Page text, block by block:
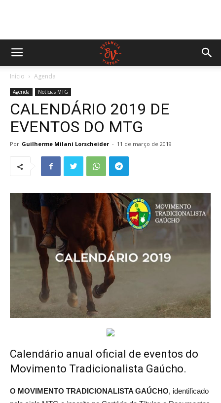
Início Agenda
Agenda Notícias MTG
CALENDÁRIO 2019 DE
EVENTOS DO MTG
Por Guilherme Milani Lorscheider - 11 de março de 2019
Calendário anual oficial de eventos do
Movimento Tradicionalista Gaúcho.
O MOVIMENTO TRADICIONALISTA GAÚCHO, identificado